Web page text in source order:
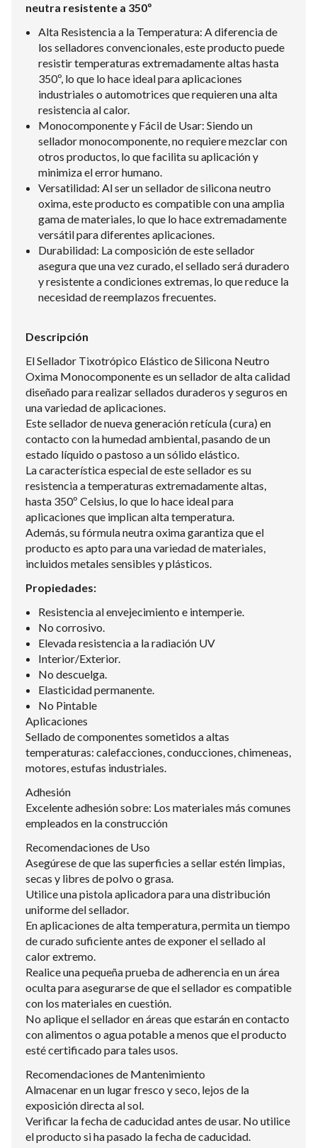
neutra resistente a 350º
Alta Resistencia a la Temperatura: A diferencia de
los selladores convencionales, este producto puede
resistir temperaturas extremadamente altas hasta
350º, lo que lo hace ideal para aplicaciones
industriales o automotrices que requieren una alta
resistencia al calor.
Monocomponente y Fácil de Usar: Siendo un
sellador monocomponente, no requiere mezclar con
otros productos, lo que facilita su aplicación y
minimiza el error humano.
Versatilidad: Al ser un sellador de silicona neutro
oxima, este producto es compatible con una amplia
gama de materiales, lo que lo hace extremadamente
versátil para diferentes aplicaciones.
Durabilidad: La composición de este sellador
asegura que una vez curado, el sellado será duradero
y resistente a condiciones extremas, lo que reduce la
necesidad de reemplazos frecuentes.
Descripción
El Sellador Tixotrópico Elástico de Silicona Neutro
Oxima Monocomponente es un sellador de alta calidad
diseñado para realizar sellados duraderos y seguros en
una variedad de aplicaciones.
Este sellador de nueva generación retícula (cura) en
contacto con la humedad ambiental, pasando de un
estado líquido o pastoso a un sólido elástico.
La característica especial de este sellador es su
resistencia a temperaturas extremadamente altas,
hasta 350º Celsius, lo que lo hace ideal para
aplicaciones que implican alta temperatura.
Además, su fórmula neutra oxima garantiza que el
producto es apto para una variedad de materiales,
incluidos metales sensibles y plásticos.
Propiedades:
Resistencia al envejecimiento e intemperie.
No corrosivo.
Elevada resistencia a la radiación UV
Interior/Exterior.
No descuelga.
Elasticidad permanente.
No Pintable
Aplicaciones
Sellado de componentes sometidos a altas
temperaturas: calefacciones, conducciones, chimeneas,
motores, estufas industriales.
Adhesión
Excelente adhesión sobre: Los materiales más comunes
empleados en la construcción
Recomendaciones de Uso
Asegúrese de que las superficies a sellar estén limpias,
secas y libres de polvo o grasa.
Utilice una pistola aplicadora para una distribución
uniforme del sellador.
En aplicaciones de alta temperatura, permita un tiempo
de curado suficiente antes de exponer el sellado al
calor extremo.
Realice una pequeña prueba de adherencia en un área
oculta para asegurarse de que el sellador es compatible
con los materiales en cuestión.
No aplique el sellador en áreas que estarán en contacto
con alimentos o agua potable a menos que el producto
esté certificado para tales usos.
Recomendaciones de Mantenimiento
Almacenar en un lugar fresco y seco, lejos de la
exposición directa al sol.
Verificar la fecha de caducidad antes de usar. No utilice
el producto si ha pasado la fecha de caducidad.